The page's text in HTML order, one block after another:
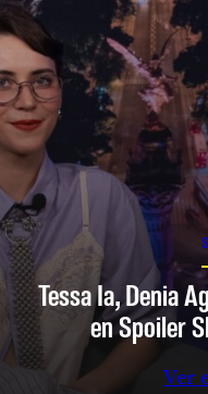
Tessa Ia, Denia
en Spoiler
Ver